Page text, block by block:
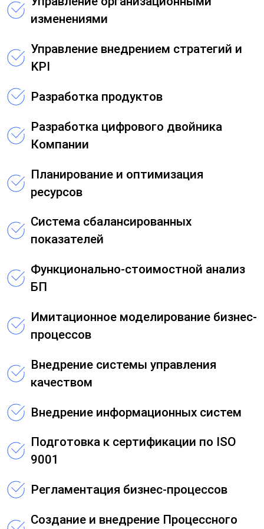
изменениями
Управление внедрением стратегий и
KPI
Разработка продуктов
Разработка цифрового двойника
Компании
Планирование и оптимизация
ресурсов
Система сбалансированных
показателей
Функционально-стоимостной анализ
БП
Имитационное моделирование бизнес-
процессов
Внедрение системы управления
качеством
Внедрение информационных систем
Подготовка к сертификации по ISO
9001
Регламентация бизнес-процессов
Создание и внедрение Процессного